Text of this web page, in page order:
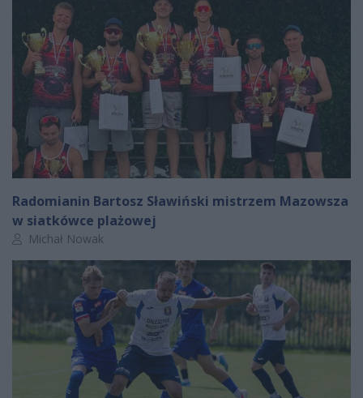
Radomianin Bartosz Sławiński mistrzem Mazowsza
w siatkówce plażowej
Autor artykułu:
Michał Nowak